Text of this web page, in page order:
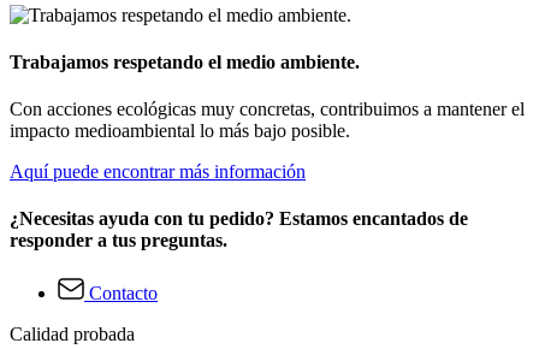
Trabajamos respetando el medio ambiente.
Con acciones ecológicas muy concretas, contribuimos a mantener el
impacto medioambiental lo más bajo posible.
Aquí puede encontrar más información
¿Necesitas ayuda con tu pedido? Estamos encantados de
responder a tus preguntas.
Contacto
Calidad probada